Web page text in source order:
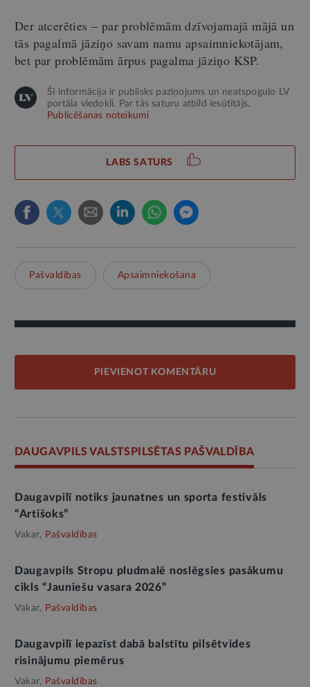
Der atcerēties – par problēmām dzīvojamajā mājā un
tās pagalmā jāziņo savam namu apsaimniekotājam,
bet par problēmām ārpus pagalma jāziņo KSP.
Šī informācija ir publisks paziņojums un neatspoguļo LV
portāla viedokli. Par tās saturu atbild iesūtītājs.
Publicēšanas noteikumi
LABS SATURS
Pašvaldības Apsaimniekošana
PIEVIENOT KOMENTĀRU
DAUGAVPILS VALSTSPILSĒTAS PAŠVALDĪBA
Daugavpilī notiks jaunatnes un sporta festivāls
“Artišoks”
Vakar, Pašvaldības
Daugavpils Stropu pludmalē noslēgsies pasākumu
cikls “Jauniešu vasara 2026”
Vakar, Pašvaldības
Daugavpilī iepazīst dabā balstītu pilsētvides
risinājumu piemērus
Vakar, Pašvaldības